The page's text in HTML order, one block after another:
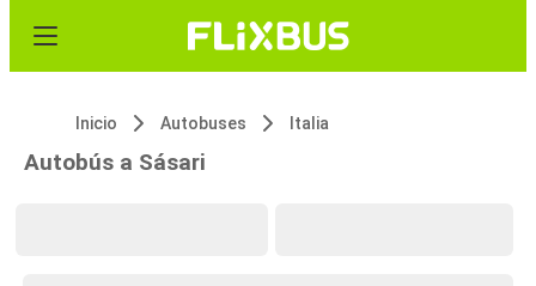
Inicio Autobuses Italia
Autobús a Sásari